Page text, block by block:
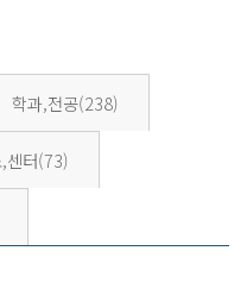
학과,전공(238)
센터(73)